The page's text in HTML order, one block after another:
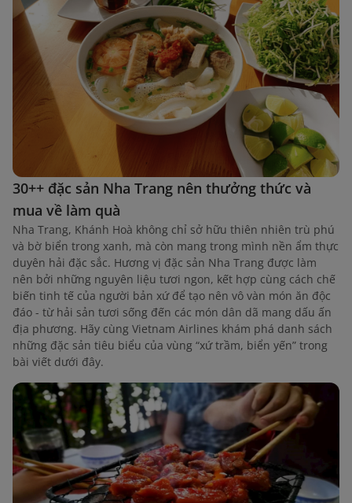
30++ đặc sản Nha Trang nên thưởng thức và
mua về làm quà
Nha Trang, Khánh Hoà không chỉ sở hữu thiên nhiên trù phú
và bờ biển trong xanh, mà còn mang trong mình nền ẩm thực
duyên hải đặc sắc. Hương vị đặc sản Nha Trang được làm
nên bởi những nguyên liệu tươi ngon, kết hợp cùng cách chế
biến tinh tế của người bản xứ để tạo nên vô vàn món ăn độc
đáo - từ hải sản tươi sống đến các món dân dã mang dấu ấn
địa phương. Hãy cùng Vietnam Airlines khám phá danh sách
những đặc sản tiêu biểu của vùng “xứ trầm, biển yến” trong
bài viết dưới đây.